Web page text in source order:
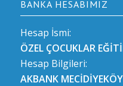
BANKA HESABIMIZ
Hesap İsmi:
ÖZEL ÇOCUKLAR
Hesap Bilgileri:
AKBANK